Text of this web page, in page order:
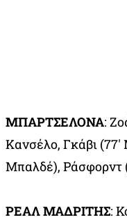
ΜΠΑΡΤΣΕΛΟΝΑ:
Κανσέλο, Γκάβι (77′
Μπαλδέ), Ράσφορντ
ΡΕΑΛ ΜΑΔΡΙΤΗΣ: